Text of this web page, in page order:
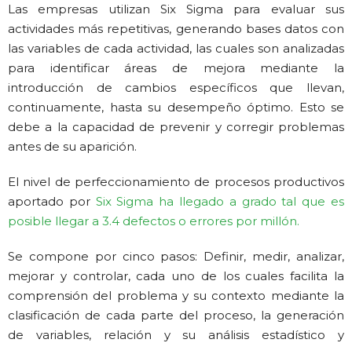
Las empresas utilizan Six Sigma para evaluar sus
actividades más repetitivas, generando bases datos con
las variables de cada actividad, las cuales son analizadas
para identificar áreas de mejora mediante la
introducción de cambios específicos que llevan,
continuamente, hasta su desempeño óptimo. Esto se
debe a la capacidad de prevenir y corregir problemas
antes de su aparición.
El nivel de perfeccionamiento de procesos productivos
aportado por Six Sigma ha llegado a grado tal que es
posible llegar a 3.4 defectos o errores por millón.
Se compone por cinco pasos: Definir, medir, analizar,
mejorar y controlar, cada uno de los cuales facilita la
comprensión del problema y su contexto mediante la
clasificación de cada parte del proceso, la generación
de variables, relación y su análisis estadístico y